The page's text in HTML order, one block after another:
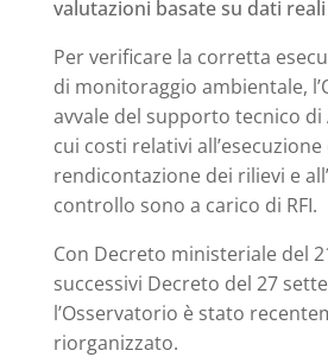
valutazioni basate su dati
Per verificare la corretta
di monitoraggio ambientale,
avvale del supporto tecnico di
cui costi relativi all’esecuzione
rendicontazione dei rilievi e
controllo sono a carico di RFI.
Con Decreto ministeriale del
successivi Decreto del 27
l’Osservatorio è stato
riorganizzato.